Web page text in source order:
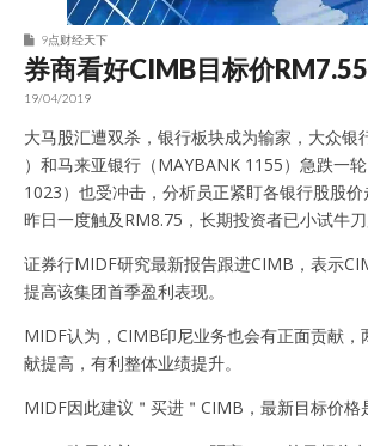
9点财经天下
券商看好CIMB目标价RM7.55
19/04/2019
大马股汇遭双杀，银行板块成为输家，大众银
）和马来亚银行（MAYBANK 1155）急跌一
1023）也受冲击，分析员正紧盯各银行股股
昨日一度触及RM8.75，长期投资者已小试牛刀
证券行MIDF研究最新报告跟进CIMB，表示
提高该集团首季盈利表现。
MIDF认为，CIMB印尼业务也会有正面贡献，
献提高，有利整体业绩提升。
MIDF因此建议＂买进＂CIMB，最新目标价格